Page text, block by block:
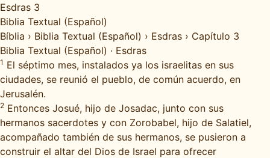
Esdras 3
Biblia Textual (Español)
Bíblia › Biblia Textual (Español) › Esdras › Capítulo 3
Biblia Textual (Español) · Esdras
1 El séptimo mes, instalados ya los israelitas en sus
ciudades, se reunió el pueblo, de común acuerdo, en
Jerusalén.
2 Entonces Josué, hijo de Josadac, junto con sus
hermanos sacerdotes y con Zorobabel, hijo de Salatiel,
acompañado también de sus hermanos, se pusieron a
construir el altar del Dios de Israel para ofrecer